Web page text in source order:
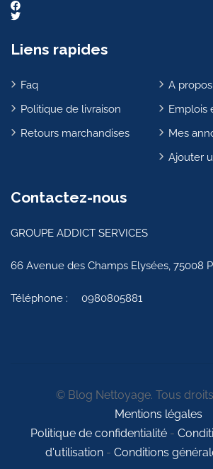
Liens rapides
Faq
Politique de livraison
Retours marchandises
A propos
Emplois
Mes
Ajouter
Contactez-nous
GROUPE ADDICT SERVICES
66 Avenue des Champs Elysées, 75008
Téléphone : 0980805881
© Blog Nettoyage. Tous
Mentions légales
Politique de confidentialité-
d'utilisation - Conditions